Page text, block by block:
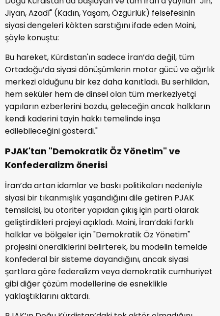
Jiyan, Azadî" (Kadın, Yaşam, Özgürlük) felsefesinin
siyasi dengeleri kökten sarstığını ifade eden Moini,
şöyle konuştu:
Bu hareket, Kürdistan'ın sadece İran’da değil, tüm
Ortadoğu’da siyasi dönüşümlerin motor gücü ve ağırlık
merkezi olduğunu bir kez daha kanıtladı. Bu serhildan,
hem seküler hem de dinsel olan tüm merkeziyetçi
yapıların ezberlerini bozdu, geleceğin ancak halkların
kendi kaderini tayin hakkı temelinde inşa
edilebileceğini gösterdi."
PJAK'tan "Demokratik Öz Yönetim" ve
Konfederalizm önerisi
İran’da artan idamlar ve baskı politikaları nedeniyle
siyasi bir tıkanmışlık yaşandığını dile getiren PJAK
temsilcisi, bu otoriter yapıdan çıkış için parti olarak
geliştirdikleri projeyi açıkladı. Moini, İran’daki farklı
halklar ve bölgeler için "Demokratik Öz Yönetim"
projesini önerdiklerini belirterek, bu modelin temelde
konfederal bir sisteme dayandığını, ancak siyasi
şartlara göre federalizm veya demokratik cumhuriyet
gibi diğer çözüm modellerine de esneklikle
yaklaştıklarını aktardı.